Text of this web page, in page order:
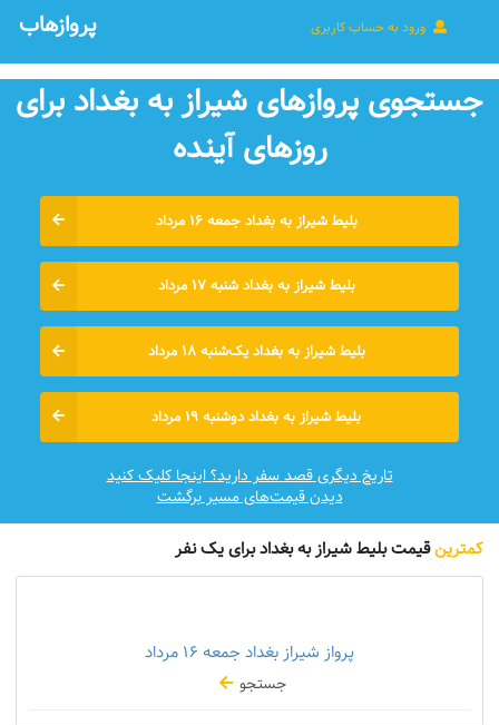
ورود به حساب کاربری پروازهاب
جستجوی پروازهای شیراز به بغداد برای
روزهای آينده
بلیط شیراز به بغداد جمعه ۱۶ مرداد
بلیط شیراز به بغداد شنبه ۱۷ مرداد
بلیط شیراز به بغداد یک‌شنبه ۱۸ مرداد
بلیط شیراز به بغداد دوشنبه ۱۹ مرداد
تاریخ دیگری قصد سفر دارید؟ اینجا کلیک کنید
دیدن قیمت‌های مسیر برگشت
کمترینقیمت بلیط شیراز به بغداد برای یک نفر
پرواز شیراز بغداد جمعه
جستجو